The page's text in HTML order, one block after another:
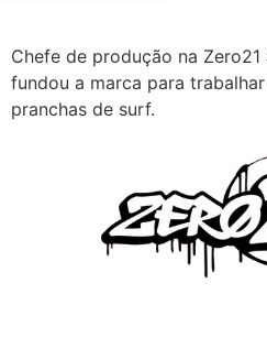
Chefe de produção na
fundou a marca para
pranchas de surf.